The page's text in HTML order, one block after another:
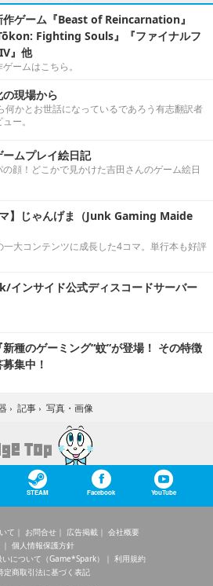
作ゲーム『Beast of Reincarnation』
Fighting Souls』『ファイナルフ
』他
ームはこちら。
現場から
何かとお世話になっているであろう有志翻訳者
ー。
ムプレイ絵日記
の顔！どこかで見かけた吉田さんのゲーム絵日
マ】じゃんげま（Junk Gaming Maide
大コンテンツに成長した4コマ。単行本も好評
インサイド公式ディスコードサーバー
新種のゲーミング“蚊”が登場！ その特徴
集中！
› 記事 › 写真・画像
STEAM Facebook YouTube
て お問合せ 広告掲載
会社概要
個人情報保護方針
について（Game*Spark）
利用規約
定商取引法に基づく表記